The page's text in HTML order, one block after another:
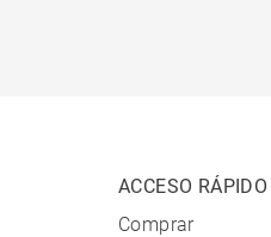
ACCESO RÁPIDO
Comprar